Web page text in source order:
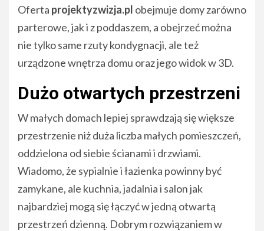
Oferta projektyzwizja.pl obejmuje domy zarówno
parterowe, jak i z poddaszem, a obejrzeć można
nie tylko same rzuty kondygnacji, ale też
urządzone wnętrza domu oraz jego widok w 3D.
Dużo otwartych przestrzeni
W małych domach lepiej sprawdzają się większe
przestrzenie niż duża liczba małych pomieszczeń,
oddzielona od siebie ścianami i drzwiami.
Wiadomo, że sypialnie i łazienka powinny być
zamykane, ale kuchnia, jadalnia i salon jak
najbardziej mogą się łączyć w jedną otwartą
przestrzeń dzienną. Dobrym rozwiązaniem w